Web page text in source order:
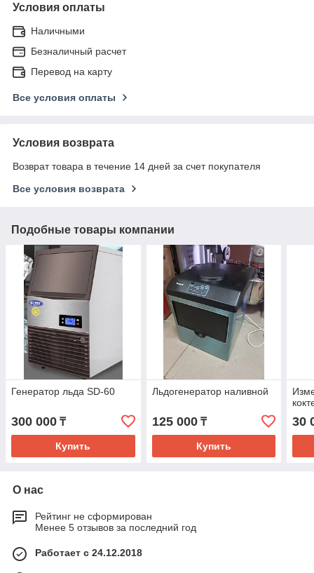
Условия оплаты
Наличными
Безналичный расчет
Перевод на карту
Все условия оплаты
Условия возврата
Возврат товара в течение 14 дней за счет покупателя
Все условия возврата
Подобные товары компании
Генератор льда SD-60
300 000 ₸
Купить
Льдогенератор наливной
125 000₸
Купить
30
О нас
Рейтинг не сформирован
Менее 5 отзывов за последний год
Работает с 24.12.2018